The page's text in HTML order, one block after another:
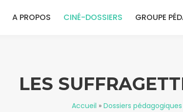
A PROPOS CINÉ-DOSSIERS GROUPE
LES
Accueil » Dossiers pédagogiques